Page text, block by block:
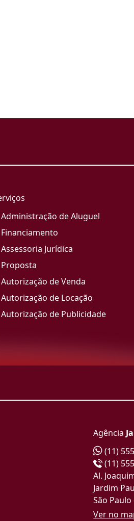
Administração de Aluguel
Financiamento
Assessoria Jurídica
Proposta
Autorização de Venda
Autorização de Locação
Autorização de Publicidade
Agência
(11)
(11)
Al.
Jardim
São Paulo
Ver no